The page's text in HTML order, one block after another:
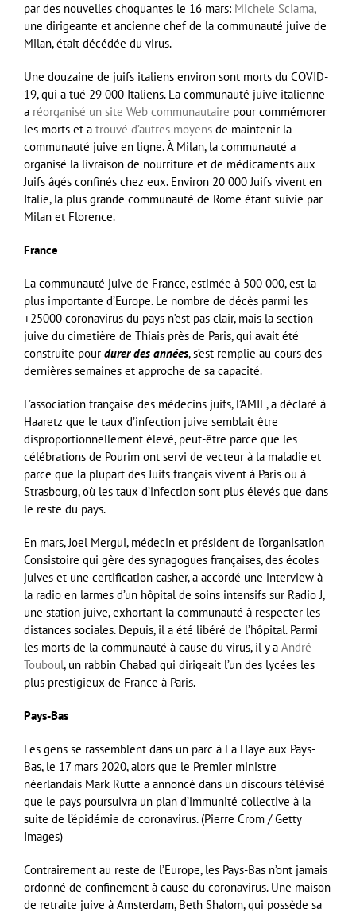
par des nouvelles choquantes le 16 mars: Michele Sciama,
une dirigeante et ancienne chef de la communauté juive de
Milan, était décédée du virus.
Une douzaine de juifs italiens environ sont morts du COVID-
19, qui a tué 29 000 Italiens. La communauté juive italienne
a réorganisé un site Web communautaire pour commémorer
les morts et a trouvé d’autres moyens de maintenir la
communauté juive en ligne. À Milan, la communauté a
organisé la livraison de nourriture et de médicaments aux
Juifs âgés confinés chez eux. Environ 20 000 Juifs vivent en
Italie, la plus grande communauté de Rome étant suivie par
Milan et Florence.
France
La communauté juive de France, estimée à 500 000, est la
plus importante d’Europe. Le nombre de décès parmi les
+25000 coronavirus du pays n’est pas clair, mais la section
juive du cimetière de Thiais près de Paris, qui avait été
construite pour durer des années, s’est remplie au cours des
dernières semaines et approche de sa capacité.
L’association française des médecins juifs, l’AMIF, a déclaré à
Haaretz que le taux d’infection juive semblait être
disproportionnellement élevé, peut-être parce que les
célébrations de Pourim ont servi de vecteur à la maladie et
parce que la plupart des Juifs français vivent à Paris ou à
Strasbourg, où les taux d’infection sont plus élevés que dans
le reste du pays.
En mars, Joel Mergui, médecin et président de l’organisation
Consistoire qui gère des synagogues françaises, des écoles
juives et une certification casher, a accordé une interview à
la radio en larmes d’un hôpital de soins intensifs sur Radio J,
une station juive, exhortant la communauté à respecter les
distances sociales. Depuis, il a été libéré de l’hôpital. Parmi
les morts de la communauté à cause du virus, il y a André
Touboul, un rabbin Chabad qui dirigeait l’un des lycées les
plus prestigieux de France à Paris.
Pays-Bas
Les gens se rassemblent dans un parc à La Haye aux Pays-
Bas, le 17 mars 2020, alors que le Premier ministre
néerlandais Mark Rutte a annoncé dans un discours télévisé
que le pays poursuivra un plan d’immunité collective à la
suite de l’épidémie de coronavirus. (Pierre Crom / Getty
Images)
Contrairement au reste de l’Europe, les Pays-Bas n’ont jamais
ordonné de confinement à cause du coronavirus. Une maison
de retraite juive à Amsterdam, Beth Shalom, qui possède sa